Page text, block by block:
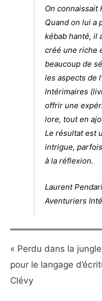
On connaissait
Quand on lui a
kébab hanté, il
créé une riche
beaucoup de
les aspects de
Intérimaires
offrir une
lore, tout en
Le résultat est
intrigue,
à la réflexion.
Laurent
Aventuriers
« Perdu dans la
pour le langage
Clévy